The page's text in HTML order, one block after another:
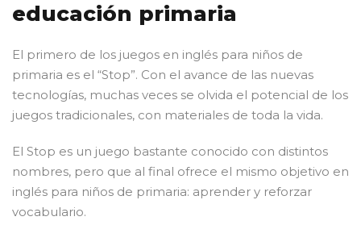
educación primaria
El primero de los juegos en inglés para niños de
primaria es el “Stop”. Con el avance de las nuevas
tecnologías, muchas veces se olvida el potencial de los
juegos tradicionales, con materiales de toda la vida.
El Stop es un juego bastante conocido con distintos
nombres, pero que al final ofrece el mismo objetivo en
inglés para niños de primaria: aprender y reforzar
vocabulario.